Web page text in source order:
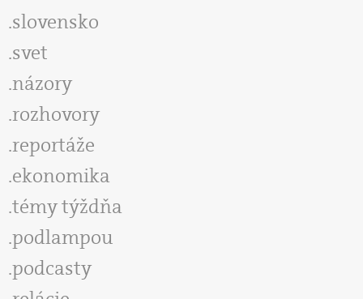
slovensko
svet
názory
rozhovory
reportáže
ekonomika
témy týždňa
podlampou
podcasty